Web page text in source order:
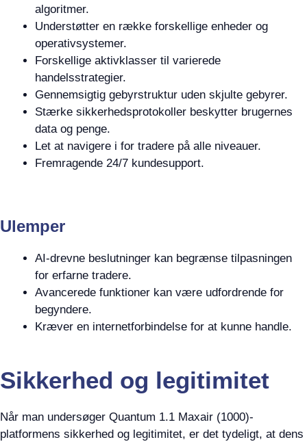
algoritmer.
Understøtter en række forskellige enheder og
operativsystemer.
Forskellige aktivklasser til varierede
handelsstrategier.
Gennemsigtig gebyrstruktur uden skjulte gebyrer.
Stærke sikkerhedsprotokoller beskytter brugernes
data og penge.
Let at navigere i for tradere på alle niveauer.
Fremragende 24/7 kundesupport.
Ulemper
AI-drevne beslutninger kan begrænse tilpasningen
for erfarne tradere.
Avancerede funktioner kan være udfordrende for
begyndere.
Kræver en internetforbindelse for at kunne handle.
Sikkerhed og legitimitet
Når man undersøger Quantum 1.1 Maxair (1000)-
platformens sikkerhed og legitimitet, er det tydeligt, at dens